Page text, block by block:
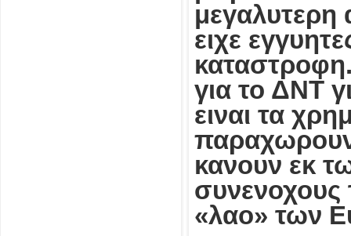
μεγαλυτερη
ειχε
για το ΔΝΤ
ειναι τα
παραχωρουν
κανουν εκ
συνενοχους
«λαο» των